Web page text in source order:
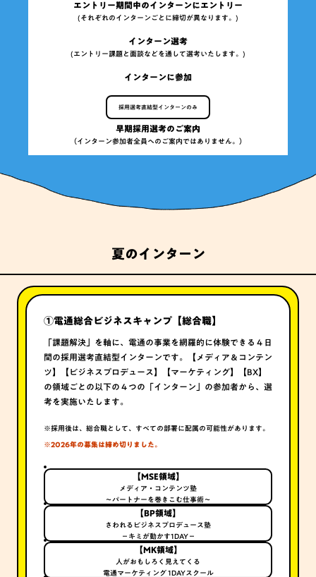
インターンシップについて
エントリー期間中のインターンにエントリー
(それぞれのインターンごとに締切が異なります。)
インターン選考
(エントリー課題と面談などを通して選考いたします。)
インターンに参加
採用選考直結型インターンのみ
早期採用選考のご案内
（インターン参加者全員へのご案内ではありません。）
夏のインターン
①電通総合ビジネスキャンプ【総合職】
「課題解決」を軸に、電通の事業を網羅的に体験できる４日
間の採用選考直結型インターンです。【メディア＆コンテン
ツ】【ビジネスプロデュース】【マーケティング】【BX】
の領域ごとの以下の４つの「インターン」の参加者から、選
考を実施いたします。
※採用後は、総合職として、すべての部署に配属の可能性があります。
※2026年の募集は締め切りました。
【MSE領域】
メディア・コンテンツ塾
～パートナーを巻きこむ仕事術～
【BP領域】
さわれるビジネスプロデュース塾
－キミが動かす1DAY－
【MK領域】
人がおもしろく見えてくる
電通マーケティング 1DAYスクール